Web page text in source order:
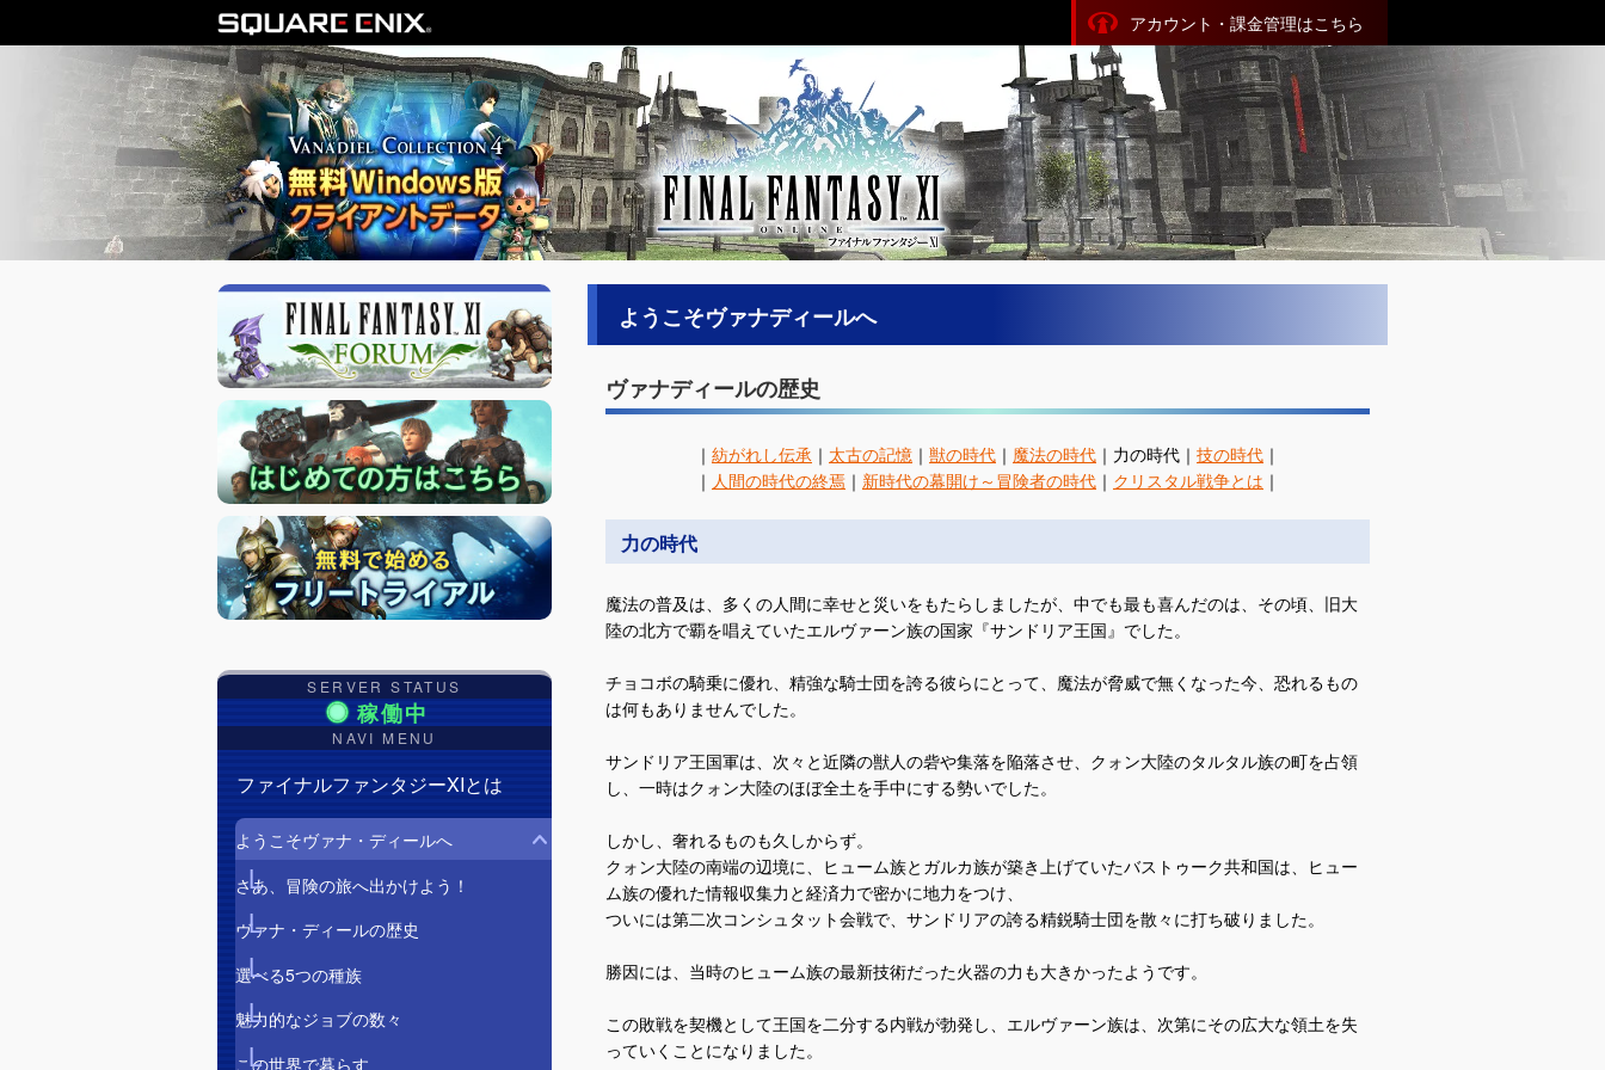
アカウント・課金管理はこちら
SERVER STATUS
NAVI MENU
ファイナルファンタジーXIとは
ようこそヴァナ・ディールへ
さあ、冒険の旅へ出かけよう！
ヴァナ・ディールの歴史
選べる5つの種族
魅力的なジョブの数々
この世界で暮らす
ようこそヴァナディールへ
ヴァナディールの歴史
｜ 紡がれし伝承 ｜ 太古の記憶 ｜ 獣の時代 ｜ 魔法の時代 ｜力の時代｜ 技の時代 ｜
｜ 人間の時代の終焉 ｜ 新時代の幕開け～冒険者の時代 ｜ クリスタル戦争とは ｜
力の時代
魔法の普及は、多くの人間に幸せと災いをもたらしましたが、中でも最も喜んだのは、その頃、旧大
陸の北方で覇を唱えていたエルヴァーン族の国家『サンドリア王国』でした。
チョコボの騎乗に優れ、精強な騎士団を誇る彼らにとって、魔法が脅威で無くなった今、恐れるもの
は何もありませんでした。
サンドリア王国軍は、次々と近隣の獣人の砦や集落を陥落させ、クォン大陸のタルタル族の町を占領
し、一時はクォン大陸のほぼ全土を手中にする勢いでした。
しかし、奢れるものも久しからず。
クォン大陸の南端の辺境に、ヒューム族とガルカ族が築き上げていたバストゥーク共和国は、ヒュー
ム族の優れた情報収集力と経済力で密かに地力をつけ、
ついには第二次コンシュタット会戦で、サンドリアの誇る精鋭騎士団を散々に打ち破りました。
勝因には、当時のヒューム族の最新技術だった火器の力も大きかったようです。
この敗戦を契機として王国を二分する内戦が勃発し、エルヴァーン族は、次第にその広大な領土を失
っていくことになりました。